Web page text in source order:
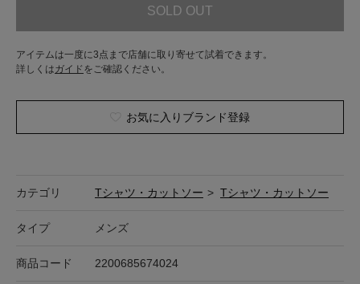
SOLD OUT
アイテムは一度に3点まで店舗に取り寄せて試着できます。
詳しくはガイド をご確認ください。
お気に入りブランド登録
カテゴリ Tシャツ・カットソー > Tシャツ・カットソー
タイプ メンズ
商品コード 2200685674024